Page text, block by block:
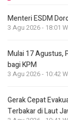
Menteri ESDM
3 Agu 2026 - 18:01
Mulai 17 Agustus,
bagi KPM
3 Agu 2026 - 10:42
Gerak Cepat
Terbakar di Laut